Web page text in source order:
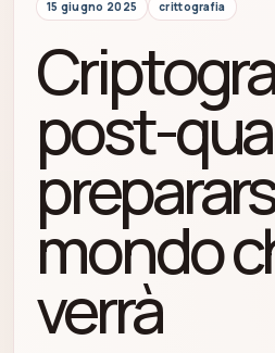
15 giugno 2025 crittografia
post-
mondo
verrà